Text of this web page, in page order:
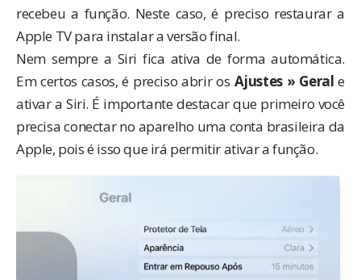
recebeu a função. Neste caso, é preciso restaurar a
Apple TV para instalar a versão final.
Nem sempre a Siri fica ativa de forma automática.
Em certos casos, é preciso abrir os Ajustes » Geral e
ativar a Siri. É importante destacar que primeiro você
precisa conectar no aparelho uma conta brasileira da
Apple, pois é isso que irá permitir ativar a função.